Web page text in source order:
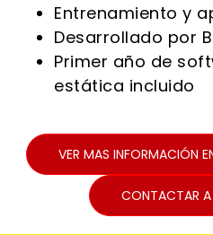
Entrenamiento y
Desarrollado por
Primer año de
estática incluido
VER MAS INFORMACIÓN
CONTACTAR A